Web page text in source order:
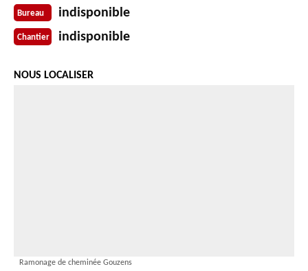
Bureau indisponible
Chantier indisponible
NOUS LOCALISER
Ramonage de cheminée Gouzens